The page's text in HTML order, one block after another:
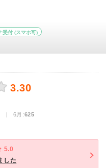
受付 (スマホ可)
3.30
| 6月:625
5.0
した